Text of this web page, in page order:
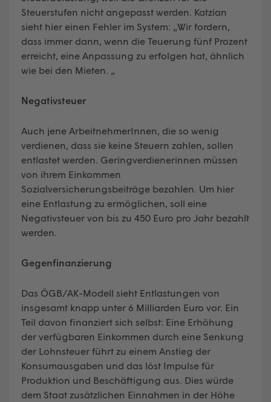
Steuerstufen nicht angepasst werden. Katzian
sieht hier einen Fehler im System: „Wir fordern,
dass immer dann, wenn die Teuerung fünf Prozent
erreicht, eine Anpassung zu erfolgen hat, ähnlich
wie bei den Mieten. „
Negativsteuer
Auch jene ArbeitnehmerInnen, die so wenig
verdienen, dass sie keine Steuern zahlen, sollen
entlastet werden. Geringverdienerinnen müssen
von ihrem Einkommen
Sozialversicherungsbeiträge bezahlen. Um hier
eine Entlastung zu ermöglichen, soll eine
Negativsteuer von bis zu 450 Euro pro Jahr bezahlt
werden.
Gegenfinanzierung
Das ÖGB/AK-Modell sieht Entlastungen von
insgesamt knapp unter 6 Milliarden Euro vor. Ein
Teil davon finanziert sich selbst: Eine Erhöhung
der verfügbaren Einkommen durch eine Senkung
der Lohnsteuer führt zu einem Anstieg der
Konsumausgaben und das löst Impulse für
Produktion und Beschäftigung aus. Dies würde
dem Staat zusätzlichen Einnahmen in der Höhe